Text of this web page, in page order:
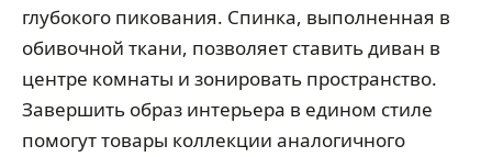
глубокого пикования. Спинка, выполненная в
обивочной ткани, позволяет ставить диван в
центре комнаты и зонировать пространство.
Завершить образ интерьера в едином стиле
помогут товары коллекции аналогичного